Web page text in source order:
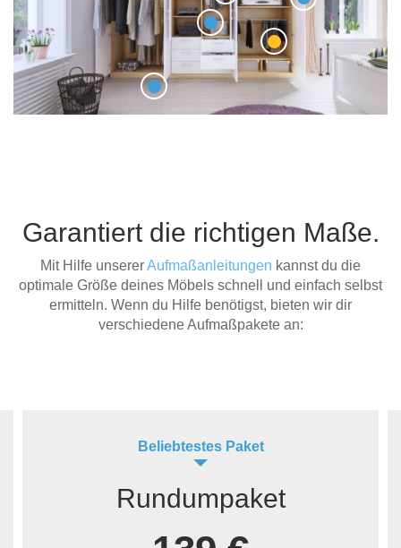
Garantiert die richtigen Maße.
Mit Hilfe unsererAufmaßanleitungen kannst du die
optimale Größe deines Möbels schnell und einfach selbst
ermitteln. Wenn du Hilfe benötigst, bieten wir dir
verschiedene Aufmaßpakete an:
Beliebtestes Paket
Rundumpaket